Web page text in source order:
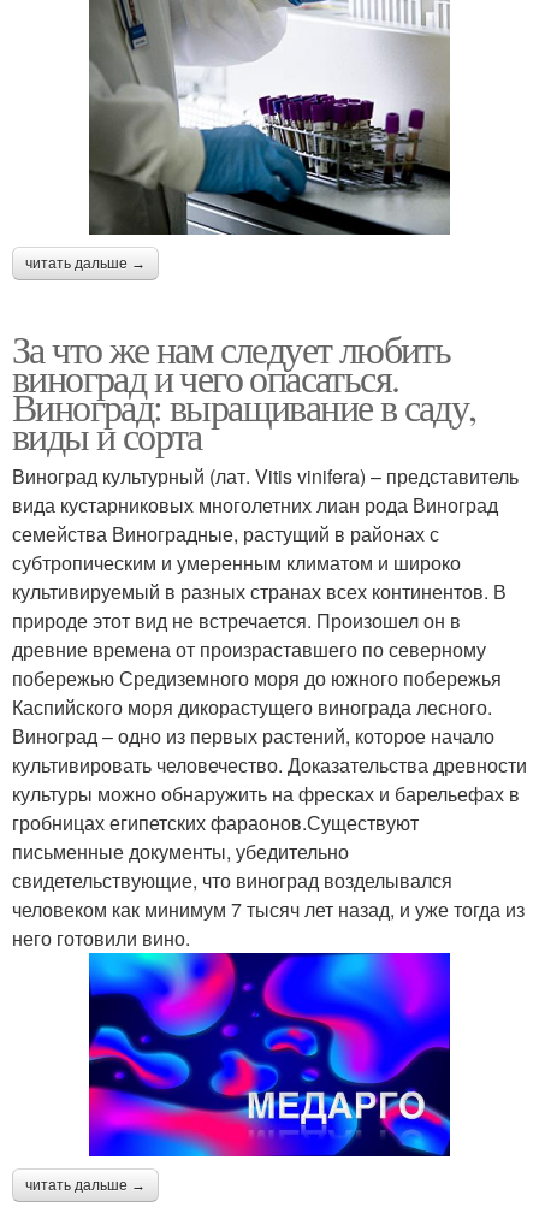
читать дальше →
За что же нам следует любить
виноград и чего опасаться.
Виноград: выращивание в саду,
виды и сорта
Виноград культурный (лат. Vitis vinifera) – представитель
вида кустарниковых многолетних лиан рода Виноград
семейства Виноградные, растущий в районах с
субтропическим и умеренным климатом и широко
культивируемый в разных странах всех континентов. В
природе этот вид не встречается. Произошел он в
древние времена от произраставшего по северному
побережью Средиземного моря до южного побережья
Каспийского моря дикорастущего винограда лесного.
Виноград – одно из первых растений, которое начало
культивировать человечество. Доказательства древности
культуры можно обнаружить на фресках и барельефах в
гробницах египетских фараонов.Существуют
письменные документы, убедительно
свидетельствующие, что виноград возделывался
человеком как минимум 7 тысяч лет назад, и уже тогда из
него готовили вино.
читать дальше →